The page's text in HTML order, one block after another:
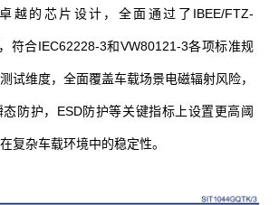
越的芯片设计，全面通过了IBEE/FTZ-
符合IEC62228-3和VW80121-3各项标准规
试维度，全面覆盖车载场景电磁辐射风险，
防护，ESD防护等关键指标上设置更高阈
复杂车载环境中的稳定性。